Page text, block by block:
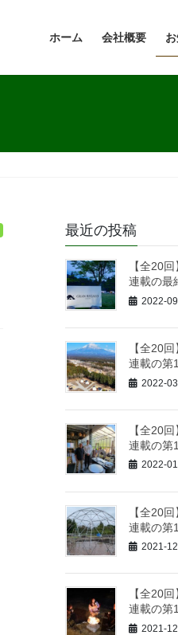
ホーム 会社概要
最近の投稿
【全20
連載の最
2022-
【全20
連載の第
2022-
【全20
連載の第
2022-
【全20
連載の第
2021-
【全20
連載の第
2021-